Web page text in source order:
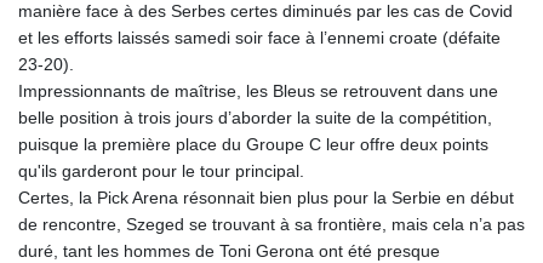
manière face à des Serbes certes diminués par les cas de Covid
et les efforts laissés samedi soir face à l’ennemi croate (défaite
23-20).
Impressionnants de maîtrise, les Bleus se retrouvent dans une
belle position à trois jours d’aborder la suite de la compétition,
puisque la première place du Groupe C leur offre deux points
qu'ils garderont pour le tour principal.
Certes, la Pick Arena résonnait bien plus pour la Serbie en début
de rencontre, Szeged se trouvant à sa frontière, mais cela n’a pas
duré, tant les hommes de Toni Gerona ont été presque